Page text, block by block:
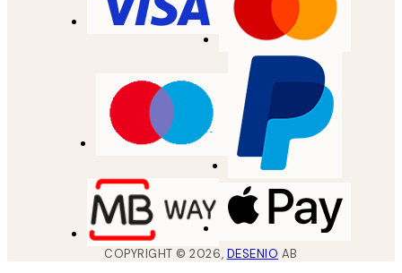
COPYRIGHT ©2026, DESENIO AB